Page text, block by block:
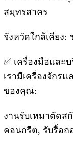
สมุทรสาคร
จังหวัดใกล้เคียง:
✅ เครื่องมือและ
เรามีเครื่องจักร
ของคุณ:
งานรับเหมาตัด
คอนกรีต, รับรื้อ